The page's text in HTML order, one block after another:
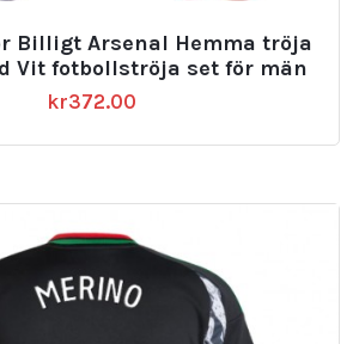
Billigt Arsenal Hemma tröja
Vit fotbollströja set för män
kr372.00